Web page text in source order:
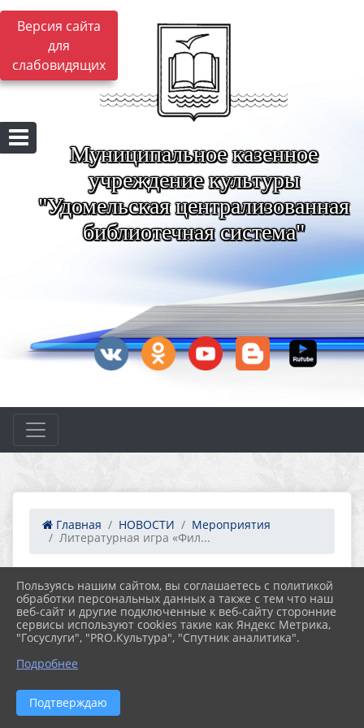
Версия сайта
для
слабовидящих
Муниципальное казенное
учреждение культуры
"Удомельская централизованная
библиотечная система"
Главная НОВОСТИ
Мероприятия
Литературная игра «Фил...
29.09.2023 13:00 46
ЛИТЕРАТУРНАЯ ИГРА «ФИЛИППОК И
ВСЕ, ВСЕ, ВСЕ» К 195-ЛЕТИЮ СО ДНЯ
РОЖДЕНИЯ ЛЬВА ТОЛСТОГО
Пользуясь нашим сайтом, вы соглашаетесь с политикой
обработки персональных данных а также с тем что наш
веб-сайт и другие подключенные к веб-сайту сторонние
сервисы используют cookies такие как Яндекс Метрика,
"Госуслуги", "PRO.Культура", "Спутник аналитика".
Подробнее
Подтверждаю